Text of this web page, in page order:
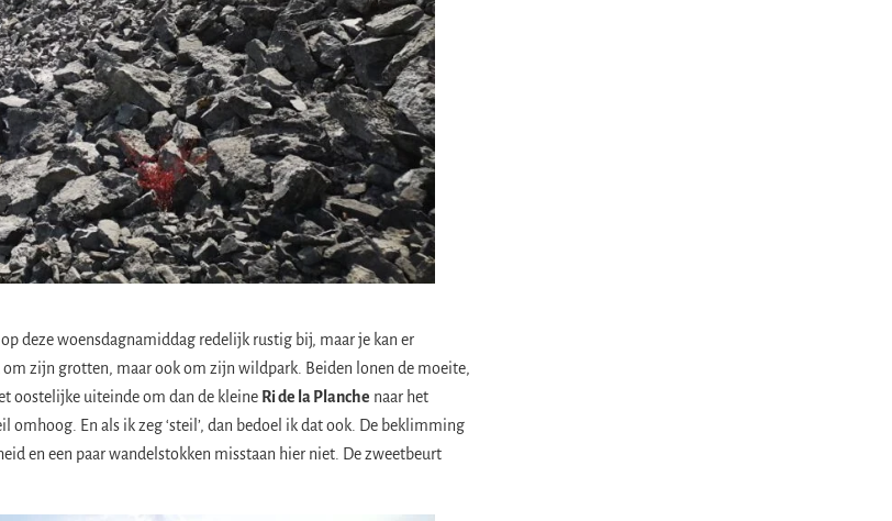
deze woensdagnamiddag redelijk rustig bij, maar je kan er
zijn grotten, maar ook om zijn wildpark. Beiden lonen de moeite,
oostelijke uiteinde om dan de kleine Ri de la Planche naar het
omhoog. En als ik zeg ‘steil’, dan bedoel ik dat ook. De beklimming
en een paar wandelstokken misstaan hier niet. De zweetbeurt